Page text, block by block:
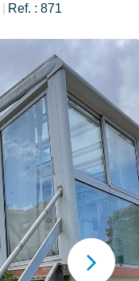
Ref. : 871